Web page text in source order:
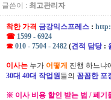
글쓴이 : 최고관리자
착한 가격 금강익스프레스 :
☎ 1599 - 6924
☎ 010 - 7504 - 2482 (견적 담당 :
이사는 누가 어떻게 진행 하느냐
30대 40대 작업원들의 꼼꼼한 포
※ 이사 비용 할인 받는 법 / 폐기